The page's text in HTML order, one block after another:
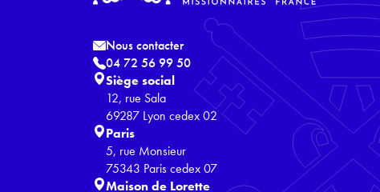
Nous contacter
04 72 56 99 50
Siège social
12, rue Sala
69287 Lyon cedex 02
Paris
5, rue Monsieur
75343 Paris cedex 07
Maison de Lorette